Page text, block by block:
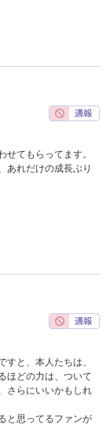
てもらってます。
あれだけの成長ぶり
と、本人たちは、
ほどの力は、ついて
さらにいいかもしれ
と思ってるファンが